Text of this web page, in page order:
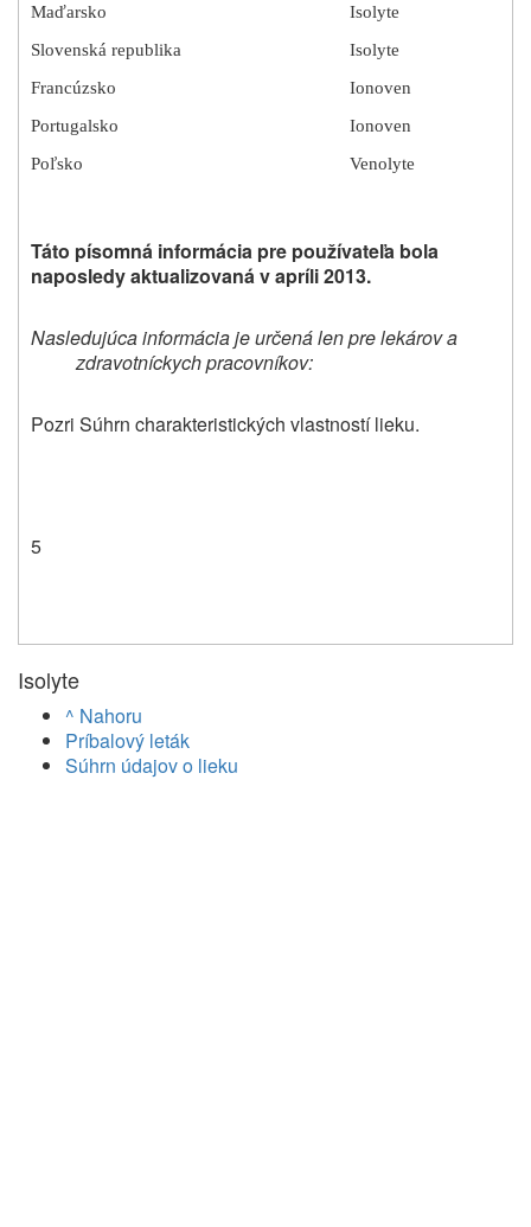
Maďarsko
Isolyte
Slovenská republika
Isolyte
Francúzsko
Ionoven
Portugalsko
Ionoven
Poľsko
Venolyte
Táto písomná informácia pre používateľa bola
naposledy aktualizovaná v apríli 2013.
Nasledujúca informácia je určená len pre lekárov a
zdravotníckych pracovníkov:
Pozri Súhrn charakteristických vlastností lieku.
5
Isolyte
^ Nahoru
Príbalový leták
Súhrn údajov o lieku